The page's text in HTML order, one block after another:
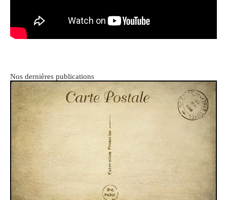
Nos dernières publications